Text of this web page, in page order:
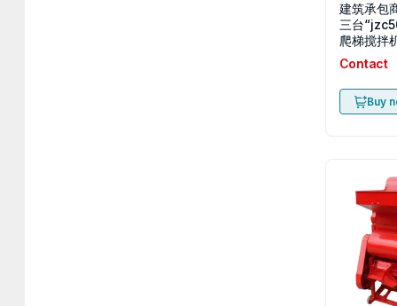
建筑承包
三台
爬梯搅拌
爬梯搅拌
极速联系
Contact
Buy